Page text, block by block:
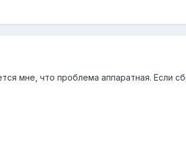
мне, что проблема аппаратная. Если